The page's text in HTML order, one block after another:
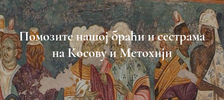
Помозите нашој браћи и сестрама
на Косову и Метохији